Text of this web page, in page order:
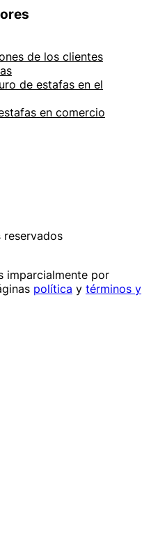
de los clientes
de estafas en el
en comercio
imparcialmente por
política y términos y